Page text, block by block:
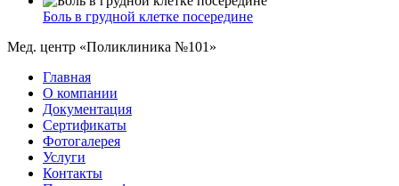
Боль в грудной клетке посередине
Мед. центр «Поликлиника №101»
Главная
О компании
Документация
Сертификаты
Фотогалерея
Услуги
Контакты